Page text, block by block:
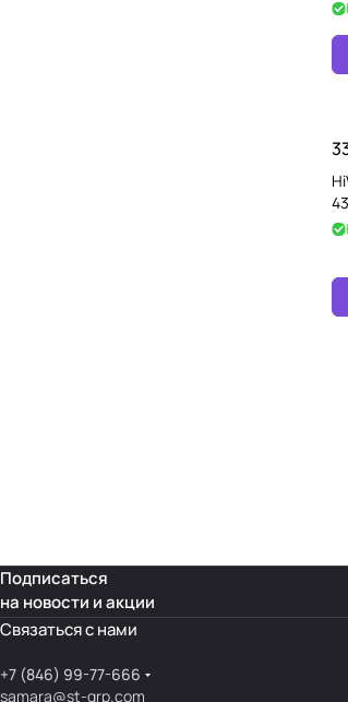
Подписаться
на новости и акции
Связаться с нами
+7 (846) 99-77-666
samara@st-grp.com